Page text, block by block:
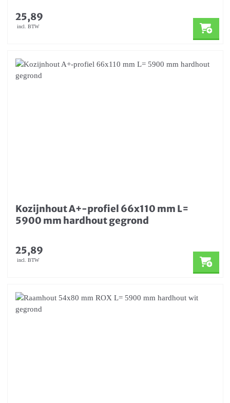
25,89
incl. BTW
Kozijnhout A+-profiel 66x110 mm L=
5900 mm hardhout gegrond
25,89
incl. BTW